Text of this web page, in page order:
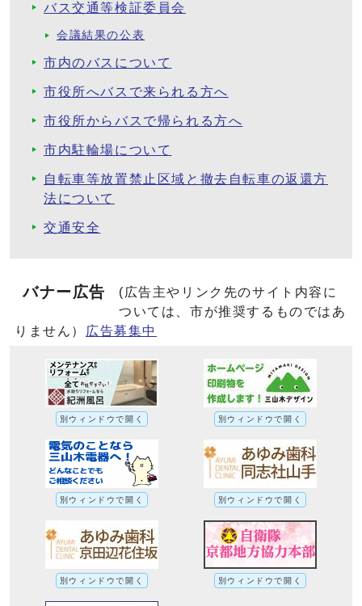
バス交通等検証委員会
会議結果の公表
市内のバスについて
市役所へバスで来られる方へ
市役所からバスで帰られる方へ
市内駐輪場について
自転車等放置禁止区域と撤去自転車の返還方
法について
交通安全
バナー広告
(広告主やリンク先のサイト内容に
ついては、市が推奨するものではあ
りません）
広告募集中
別ウィンドウで開く 別ウィンドウで開く
別ウィンドウで開く 別ウィンドウで開く
別ウィンドウで開く 別ウィンドウで開く